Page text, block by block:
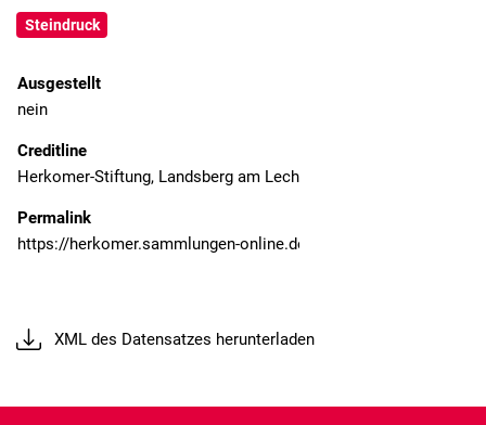
Steindruck
Ausgestellt
nein
Creditline
Herkomer-Stiftung, Landsberg am Lech
Permalink
XML des Datensatzes herunterladen